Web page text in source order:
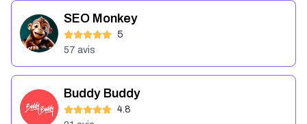
SEO Monkey
5
57 avis
Buddy Buddy
4.8